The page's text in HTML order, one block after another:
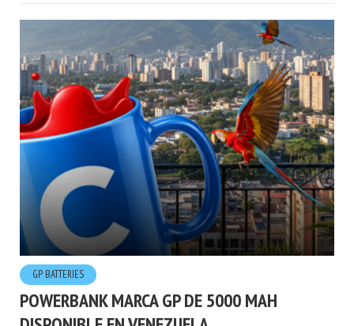
GP BATTERIES
POWERBANK MARCA GP DE 5000 MAH
DISPONIBLE EN VENEZUELA